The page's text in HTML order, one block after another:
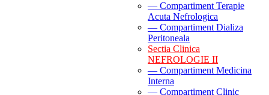
— Compartiment Terapie
Acuta Nefrologica
— Compartiment Dializa
Peritoneala
Sectia Clinica
NEFROLOGIE II
— Compartiment Medicina
Interna
— Compartiment Clinic